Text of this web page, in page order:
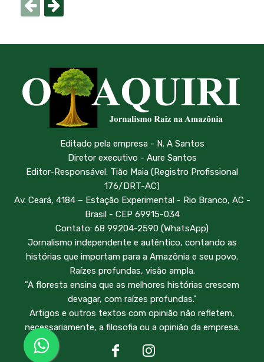
Editado pela empresa - N. A Santos
Diretor executivo - Aure Santos
Editor-Responsável: Tião Maia (Registro Profissional
176/DRT-AC)
Av. Ceará, 4184 – Estação Experimental - Rio Branco, AC -
Brasil - CEP 69915-034
Contato: 68 99204-2590 (WhatsApp)
Jornalismo independente e autêntico, contando as
histórias que importam para a Amazônia e seu povo.
Raízes profundas, visão ampla.
"A floresta ensina que as melhores histórias crescem
devagar, com raízes profundas."
Artigos e outros textos com opinião não refletem,
necessariamente, a filosofia ou a opinião da empresa.